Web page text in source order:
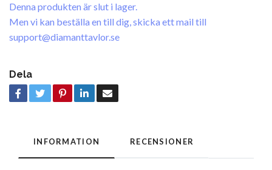
Denna produkten är slut i lager.
Men vi kan beställa en till dig, skicka ett mail till
support@diamanttavlor.se
Dela
INFORMATION RECENSIONER